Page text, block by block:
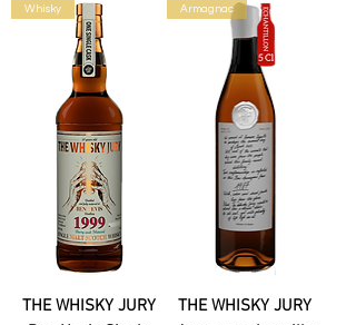
Whisky
THE WHISKY JURY
Armagnac
THE WHISKY JURY